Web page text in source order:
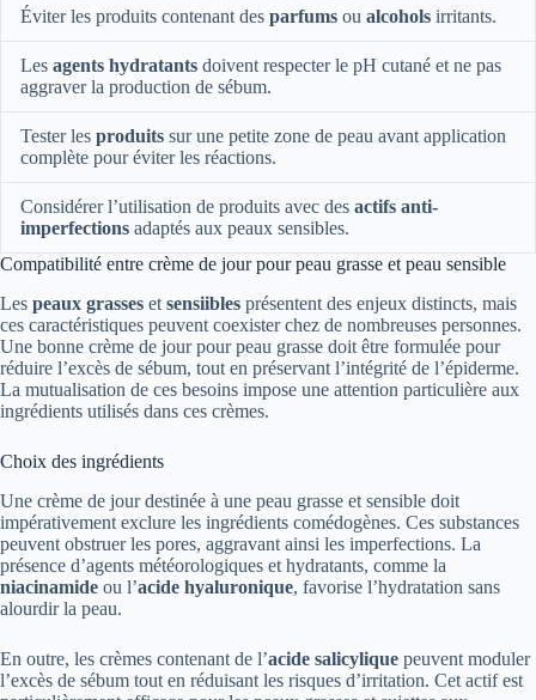
Éviter les produits contenant des parfums ou alcohols irritants.
Les agents hydratants doivent respecter le pH cutané et ne pas
aggraver la production de sébum.
Tester les produits sur une petite zone de peau avant application
complète pour éviter les réactions.
Considérer l’utilisation de produits avec des actifs anti-
imperfections adaptés aux peaux sensibles.
Compatibilité entre crème de jour pour peau grasse et peau sensible
Les peaux grasses et sensiibles présentent des enjeux distincts, mais
ces caractéristiques peuvent coexister chez de nombreuses personnes.
Une bonne crème de jour pour peau grasse doit être formulée pour
réduire l’excès de sébum, tout en préservant l’intégrité de l’épiderme.
La mutualisation de ces besoins impose une attention particulière aux
ingrédients utilisés dans ces crèmes.
Choix des ingrédients
Une crème de jour destinée à une peau grasse et sensible doit
impérativement exclure les ingrédients comédogènes. Ces substances
peuvent obstruer les pores, aggravant ainsi les imperfections. La
présence d’agents météorologiques et hydratants, comme la
niacinamide ou l’acide hyaluronique, favorise l’hydratation sans
alourdir la peau.
En outre, les crèmes contenant de l’acide salicylique peuvent moduler
l’excès de sébum tout en réduisant les risques d’irritation. Cet actif est